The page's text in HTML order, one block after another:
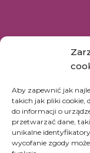
Aby zapewnić jak
takich jak pliki cookie,
do informacji o
przetwarzać dane,
unikalne
wycofanie zgody